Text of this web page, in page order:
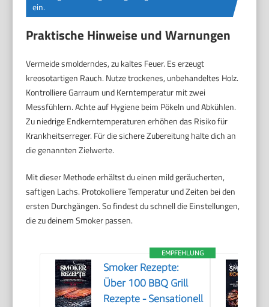
ein.
Praktische Hinweise und Warnungen
Vermeide smolderndes, zu kaltes Feuer. Es erzeugt
kreosotartigen Rauch. Nutze trockenes, unbehandeltes Holz.
Kontrolliere Garraum und Kerntemperatur mit zwei
Messfühlern. Achte auf Hygiene beim Pökeln und Abkühlen.
Zu niedrige Endkerntemperaturen erhöhen das Risiko für
Krankheitserreger. Für die sichere Zubereitung halte dich an
die genannten Zielwerte.
Mit dieser Methode erhältst du einen mild geräucherten,
saftigen Lachs. Protokolliere Temperatur und Zeiten bei den
ersten Durchgängen. So findest du schnell die Einstellungen,
die zu deinem Smoker passen.
EMPFEHLUNG
Smoker Rezepte:
Über 100 BBQ Grill
Rezepte - Sensationell